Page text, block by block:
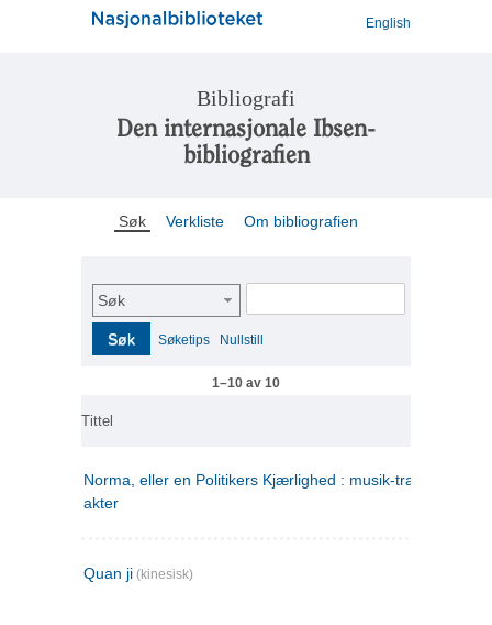
English
Bibliografi
Den internasjonale Ibsen-
bibliografien
Søk Verkliste Om bibliografien
Søk
Søk Søketips Nullstill
1–10 av 10
Tittel
Norma, eller en Politikers Kjærlighed : musik-tragedie i tre
akter
Quan ji (kinesisk)